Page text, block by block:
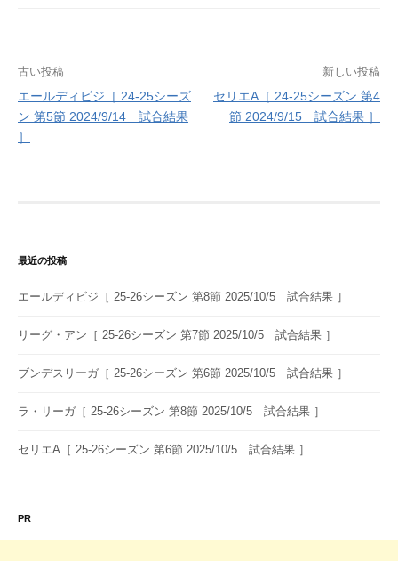
投
稿
ナ
シ
ョ
古い投稿
エールディビジ［ 24-25シーズ
ン 第5節 2024/9/14 試合結果
］
新しい投稿
セリエA［ 24-25シーズン 第4
節 2024/9/15 試合結果 ］
最近の投稿
エールディビジ［ 25-26シーズン 第8節 2025/10/5 試合結果 ］
リーグ・アン［ 25-26シーズン 第7節 2025/10/5 試合結果 ］
ブンデスリーガ［ 25-26シーズン 第6節 2025/10/5 試合結果 ］
ラ・リーガ［ 25-26シーズン 第8節 2025/10/5 試合結果 ］
セリエA［ 25-26シーズン 第6節 2025/10/5 試合結果 ］
PR